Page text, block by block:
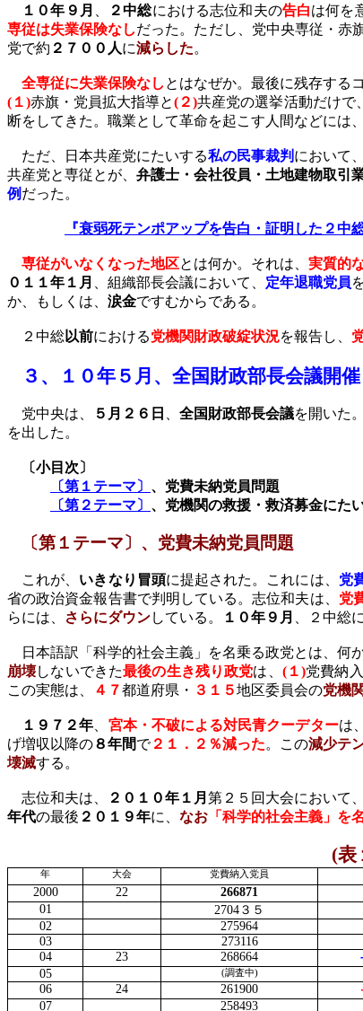
１０年９月 ２中総における志位和夫の告白は何を
専従は失業保険なしだった。ただし、党中央専従・赤
党で約 ２７００人に減らした。
全専従に失業保険なし とはなぜか。最後に残存する
( １)赤旗・党員拡大指導と( ２)共産党の選挙活動だけで、
断をしてきた。職業として革命を起こす人間などには、
ただ、日本共産党にたいする私の民事裁判 において
共産党と専従とが、 弁護士・会社役員・土地建物取引
例 だった。
『衰弱死テンポアップを告白・証明した２中総
専従がいなくなった地区とは何か。それは、 実質的
０１１年１月
、組織部長会議において、 定年退職党員
か、もしくは、 涙金ですむからである。
２中総以前における党機関財政破綻状況を報告し、
３、 １０年 ５月、 全国財政部長会議開
党中央は、 ５月２６日 全国財政部長会議を開いた。
を出した。
〔小目次〕
〔第１テーマ〕 、党費未納党員問題
〔第２テーマ〕 、党機関の救援・救済募金にた
〔第１テーマ〕、党費未納党員問題
これが、 いきなり冒頭に提起された。これには、 党
省の政治資金報告書で判明している。志位和夫は、 党
らには、
さらにダウンしている。 １０年９月 、２中総
日本語訳「科学的社会主義」を名乗る政党とは、何
崩壊しないできた最後の生き残り政党は、 (１)党費納
この実態は、
４７都道府県・ ３１５地区委員会の党機
１９７２年 宮本・不破による対民青クーデターは
げ増収以降の８年間で２１．２％減った。この減少テ
壊滅する。
志位和夫は、 ２０１０年１月 第２５回大会において
年代の最後 ２０１９年に、 なお 「科学的社会主義」を
(表
年 大会 党費納入党員
2000
22 266871
01
2704 ３５
02
275964
03
273116
04
23 268664
05
(調査中)
06
24 261900
07
258493